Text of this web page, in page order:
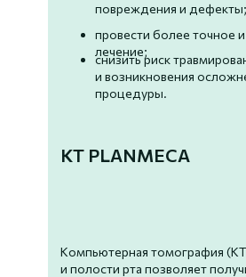
провести более точное
лечение;
снизить риск
и возникновения
процедуры.
повреждения и дефекты;
Компьютерная томография
и полости рта позволяет
КТ PLANMECA